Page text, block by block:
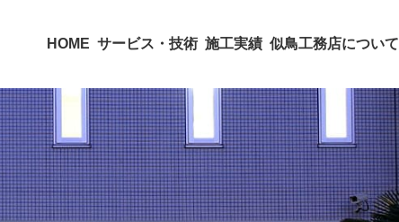
HOME サービス・技術 施工実績 似鳥工務店について